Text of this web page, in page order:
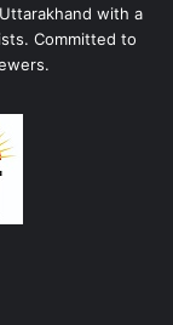
with a
Committed to